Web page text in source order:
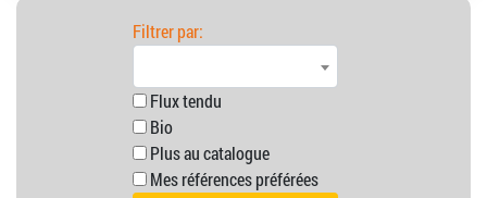
Filtrer par:
Flux tendu
Bio
Plus au catalogue
Mes références préférées